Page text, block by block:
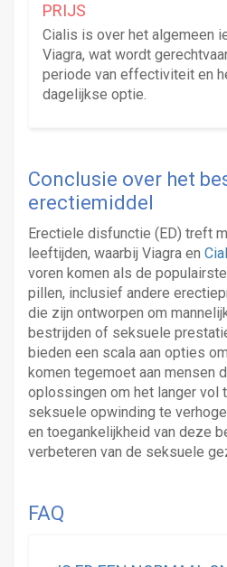
PRIJS
Cialis is over het algemeen
Viagra, wat wordt
periode van effectiviteit en
dagelijkse optie.
Conclusie over het
erectiemiddel
Erectiele disfunctie (ED) treft
leeftijden, waarbij Viagra en
voren komen als de
pillen, inclusief andere
die zijn ontworpen om
bestrijden of seksuele
bieden een scala aan opties
komen tegemoet aan mensen
oplossingen om het langer vol
seksuele opwinding te
en toegankelijkheid van deze
verbeteren van de seksuele
FAQ